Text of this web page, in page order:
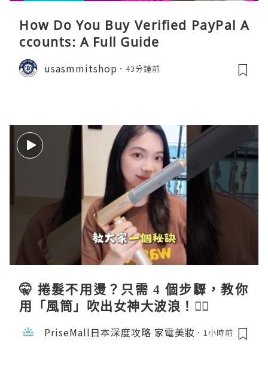
How Do You Buy Verified PayPal A
ccounts: A Full Guide
usasmmitshop 43分鐘前
🤫 捲髮不用燙？只需 4 個步驟，教你
用「風筒」吹出女神大波浪！💇‍♀️
PriseMall日本深度攻略 家電美妝 1小時前